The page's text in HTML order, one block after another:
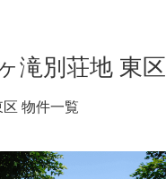
滝別荘地 東区
物件一覧